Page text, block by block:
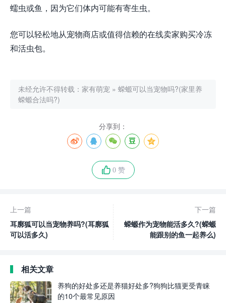
蠕虫或鱼，因为它们体内可能有寄生虫。
您可以轻松地从宠物商店或值得信赖的在线卖家购买冷冻
和活虫包。
未经允许不得转载： 家有萌宠 » 蝾螈可以当宠物吗?(家里养
蝾螈合法吗?)
分享到：
0 赞
上一篇
耳廓狐可以当宠物养吗?(耳廓狐
可以活多久)
下一篇
蝾螈作为宠物能活多久?(蝾螈
能跟别的鱼一起养么)
相关文章
养狗的好处多还是养猫好处多?狗狗比猫更受青睐
的10个最常见原因